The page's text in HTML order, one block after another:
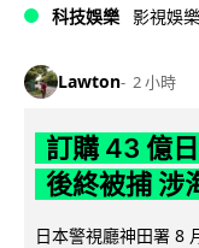
科技娛樂 影視娛樂
Lawton 2 小時
訂購 43 億
後終被捕 涉
日本警視廳神田署 8